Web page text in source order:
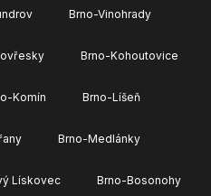
Brno-Vinohrady
Brno-Kohoutovice
Komín Brno-Líšeň
Brno-Medlánky
Lískovec Brno-Bosonohy